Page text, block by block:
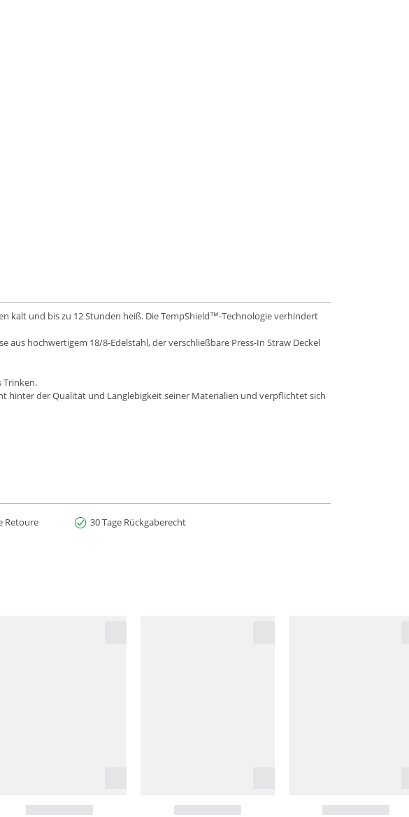
kalt und bis zu 12 Stunden heiß. Die TempShield™-Technologie verhindert
hochwertigem 18/8-Edelstahl, der verschließbare Press-In Straw Deckel
Trinken.
hinter der Qualität und Langlebigkeit seiner Materialien und verpflichtet sich
Retoure 30 Tage Rückgaberecht